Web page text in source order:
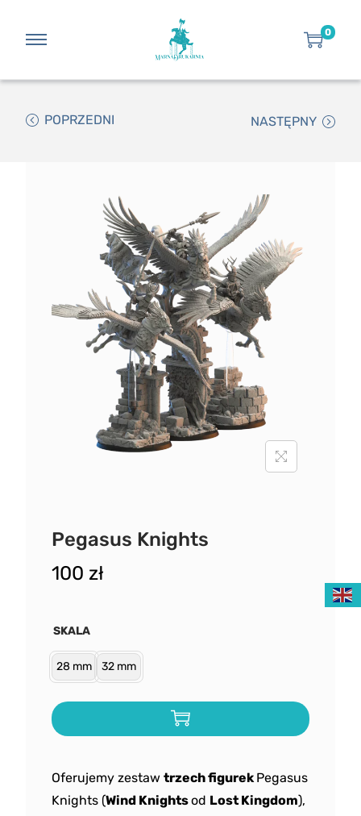
0
POPRZEDNI NASTĘPNY
Pegasus Knights
100 zł
Oferujemy zestaw trzech figurekPegasus
Knights (Wind Knightsod Lost Kingdom),
SKALA
28 mm 32 mm